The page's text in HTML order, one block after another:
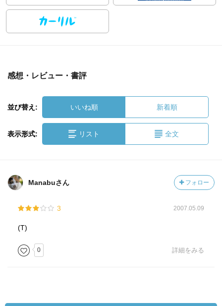
感想・レビュー・書評
並び替え: いいね順 新着順
表示形式: リスト 全文
Manabuさん フォロー
3 2007.05.09
(T)
0 詳細をみる